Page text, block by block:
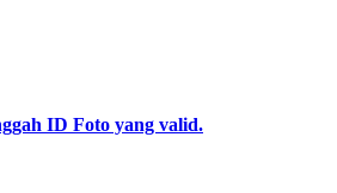
ID Foto yang valid.